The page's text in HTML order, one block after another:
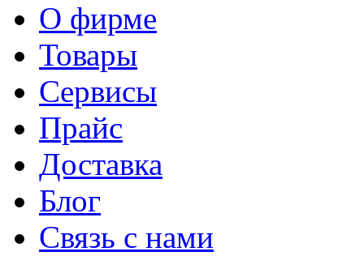
О фирме
Товары
Сервисы
Прайс
Доставка
Блог
Связь с нами